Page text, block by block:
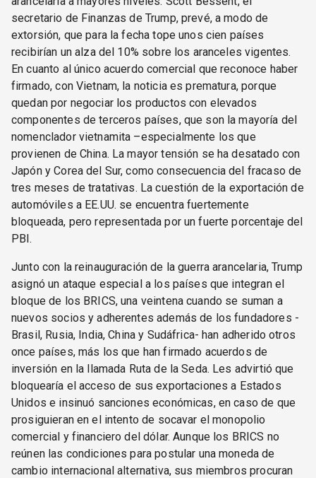
secretario de Finanzas de Trump, prevé, a modo de
extorsión, que para la fecha tope unos cien países
recibirían un alza del 10% sobre los aranceles vigentes.
En cuanto al único acuerdo comercial que reconoce haber
firmado, con Vietnam, la noticia es prematura, porque
quedan por negociar los productos con elevados
componentes de terceros países, que son la mayoría del
nomenclador vietnamita –especialmente los que
provienen de China. La mayor tensión se ha desatado con
Japón y Corea del Sur, como consecuencia del fracaso de
tres meses de tratativas. La cuestión de la exportación de
automóviles a EE.UU. se encuentra fuertemente
bloqueada, pero representada por un fuerte porcentaje del
PBI.
Junto con la reinauguración de la guerra arancelaria, Trump
asignó un ataque especial a los países que integran el
bloque de los BRICS, una veintena cuando se suman a
nuevos socios y adherentes además de los fundadores -
Brasil, Rusia, India, China y Sudáfrica- han adherido otros
once países, más los que han firmado acuerdos de
inversión en la llamada Ruta de la Seda. Les advirtió que
bloquearía el acceso de sus exportaciones a Estados
Unidos e insinuó sanciones económicas, en caso de que
prosiguieran en el intento de socavar el monopolio
comercial y financiero del dólar. Aunque los BRICS no
reúnen las condiciones para postular una moneda de
cambio internacional alternativa, sus miembros procuran